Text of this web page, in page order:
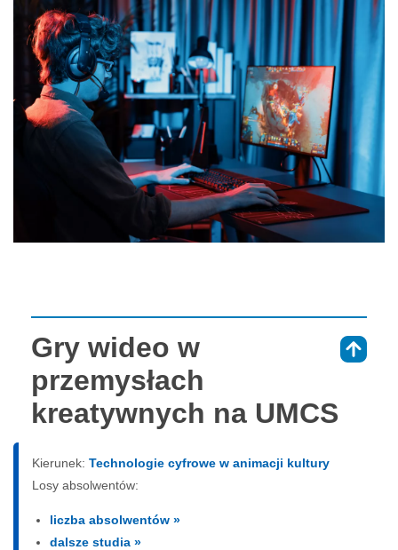
Gry wideo w
przemysłach
kreatywnych na UMCS
Kierunek: Technologie cyfrowe w animacji kultury
Losy absolwentów:
liczba absolwentów »
dalsze studia »